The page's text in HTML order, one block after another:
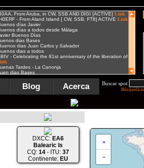
Blog Acerca Buscar spot
Búsqueda
+
−
DXCC: EA6
Balearic Is
CQ: 14- ITU: 37
Continente: EU